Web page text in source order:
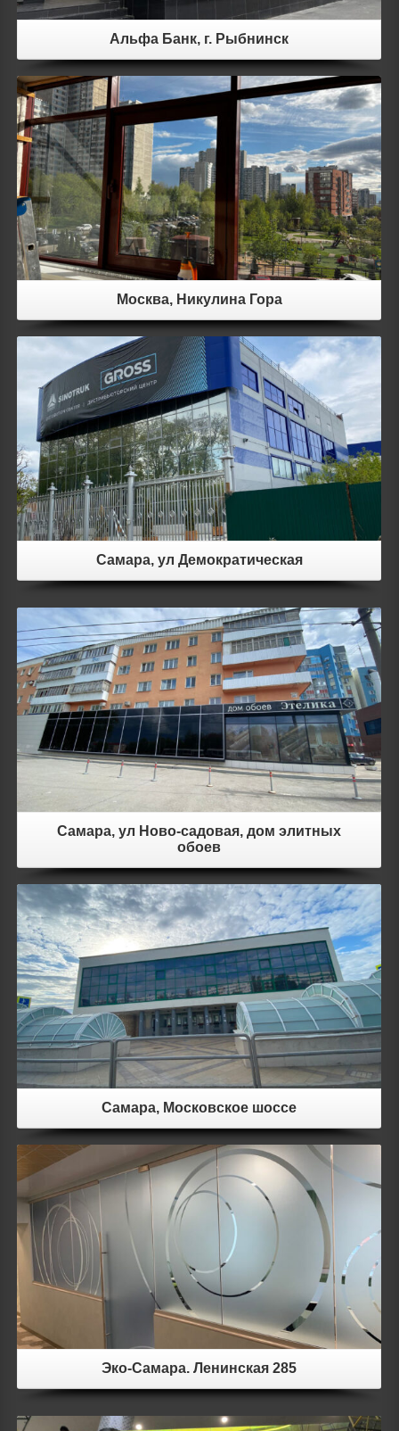
Альфа Банк, г. Рыбнинск
Details
Москва, Никулина Гора
Details
Самара, ул Демократическая
Details
Самара, ул Ново-садовая, дом элитных
обоев
Details
Самара, Московское шоссе
Details
Эко-Самара. Ленинская 285